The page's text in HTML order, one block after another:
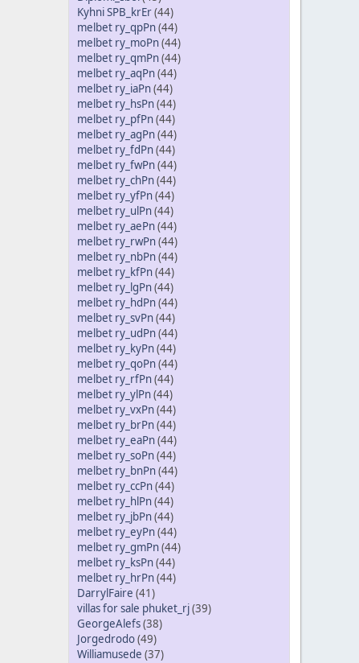
Kyhni SPB_krEr(44)
melbet ry_qpPn(44)
melbet ry_moPn(44)
melbet ry_qmPn(44)
melbet ry_aqPn(44)
melbet ry_iaPn(44)
melbet ry_hsPn(44)
melbet ry_pfPn(44)
melbet ry_agPn(44)
melbet ry_fdPn(44)
melbet ry_fwPn(44)
melbet ry_chPn(44)
melbet ry_yfPn(44)
melbet ry_ulPn(44)
melbet ry_aePn(44)
melbet ry_rwPn(44)
melbet ry_nbPn(44)
melbet ry_kfPn(44)
melbet ry_lgPn(44)
melbet ry_hdPn(44)
melbet ry_svPn(44)
melbet ry_udPn(44)
melbet ry_kyPn(44)
melbet ry_qoPn(44)
melbet ry_rfPn(44)
melbet ry_ylPn(44)
melbet ry_vxPn(44)
melbet ry_brPn(44)
melbet ry_eaPn(44)
melbet ry_soPn(44)
melbet ry_bnPn(44)
melbet ry_ccPn(44)
melbet ry_hlPn(44)
melbet ry_jbPn(44)
melbet ry_eyPn(44)
melbet ry_gmPn(44)
melbet ry_ksPn(44)
melbet ry_hrPn(44)
DarrylFaire (41)
villas for sale phuket_rj(39)
GeorgeAlefs(38)
Jorgedrodo(49)
Williamusede (37)